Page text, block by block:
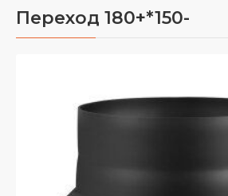
Переход 180+*150-